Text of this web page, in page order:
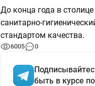
До конца года в
санитарно-
стандартом качества.
6005 0
быть в курсе